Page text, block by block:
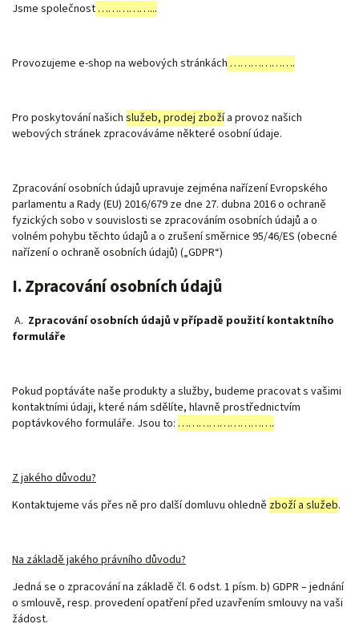
Jsme společnost ……………...
Provozujeme e-shop na webových stránkách ……………….
Pro poskytování našich služeb, prodej zbožía provoz našich
webových stránek zpracováváme některé osobní údaje.
Zpracování osobních údajů upravuje zejména nařízení Evropského
parlamentu a Rady (EU) 2016/679 ze dne 27. dubna 2016 o ochraně
fyzických sobo v souvislosti se zpracováním osobních údajů a o
volném pohybu těchto údajů a o zrušení směrnice 95/46/ES (obecné
nařízení o ochraně osobních údajů) („GDPR“)
I. Zpracování osobních údajů
A. Zpracování osobních údajů v případě použití kontaktního
formuláře
Pokud poptáváte naše produkty a služby, budeme pracovat s vašimi
kontaktními údaji, které nám sdělíte, hlavně prostřednictvím
poptávkového formuláře. Jsou to: ……………………….
Z jakého důvodu?
Kontaktujeme vás přes ně pro další domluvu ohledně zboží a služeb.
Na základě jakého právního důvodu?
Jedná se o zpracování na základě čl. 6 odst. 1 písm. b) GDPR – jednání
o smlouvě, resp. provedení opatření před uzavřením smlouvy na vaši
žádost.